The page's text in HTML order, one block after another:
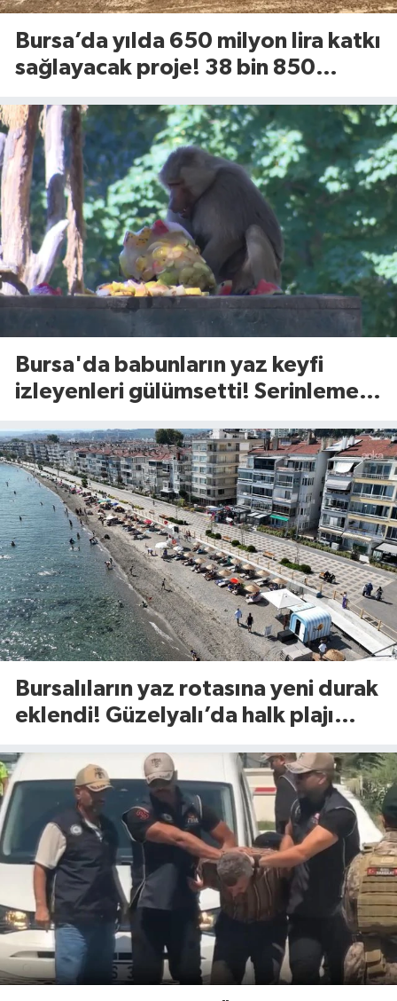
Bursa’da yılda 650 milyon lira katkı
sağlayacak proje! 38 bin 850
Bursa'da babunların yaz keyfi
izleyenleri gülümsetti! Serinleme
Bursalıların yaz rotasına yeni durak
eklendi! Güzelyalı’da halk plajı